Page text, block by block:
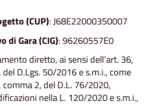
(CUP): J68E22000350007
di Gara (CIG): 96260557E0
diretto, ai sensi dell’art. 36,
D.Lgs. 50/2016 e s.m.i., come
2, del D.L. 76/2020,
nella L. 120/2020 e s.m.i.,